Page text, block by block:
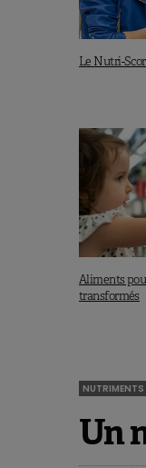
Le Nutri-
Aliments
transformés
NUTRIMENTS
Un